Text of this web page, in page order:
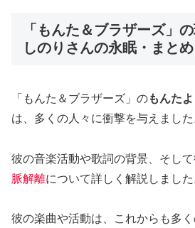
「もんた＆ブラザーズ」
しのりさんの永眠・まとめ
「もんた＆ブラザーズ」のもんた
は、多くの人々に衝撃を与えました
彼の音楽活動や歌詞の背景、そし
脈解離について詳しく解説しました
彼の楽曲や活動は、これからも多